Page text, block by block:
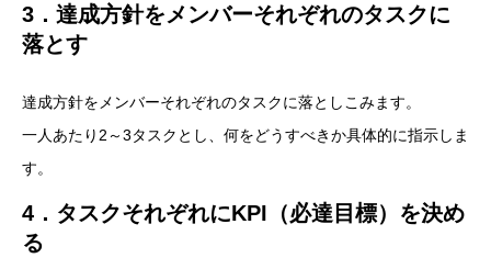
3．達成方針をメンバーそれぞれのタスクに
落とす
達成方針をメンバーそれぞれのタスクに落としこみます。
一人あたり2～3タスクとし、何をどうすべきか具体的に指示しま
す。
4．タスクそれぞれにKPI（必達目標）を決め
る